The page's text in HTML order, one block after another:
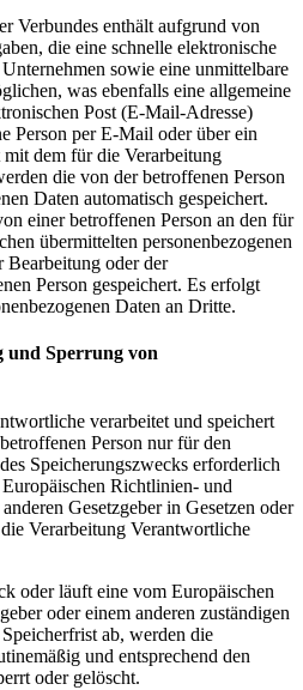
Verbundes enthält aufgrund von
die eine schnelle elektronische
sowie eine unmittelbare
was ebenfalls eine allgemeine
Post (E-Mail-Adresse)
Person per E-Mail oder über ein
dem für die Verarbeitung
die von der betroffenen Person
Daten automatisch gespeichert.
einer betroffenen Person an den für
übermittelten personenbezogenen
oder der
Person gespeichert. Es erfolgt
Daten an Dritte.
und Sperrung von
verarbeitet und speichert
Person nur für den
Speicherungszwecks erforderlich
Richtlinien- und
Gesetzgeber in Gesetzen oder
Verarbeitung Verantwortliche
oder läuft eine vom Europäischen
oder einem anderen zuständigen
ab, werden die
und entsprechend den
oder gelöscht.